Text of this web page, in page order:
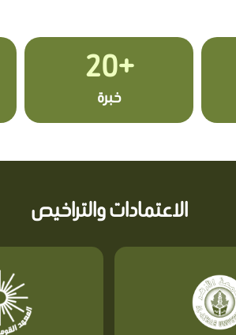
+20
خبرة
الاعتمادات والتراخيص